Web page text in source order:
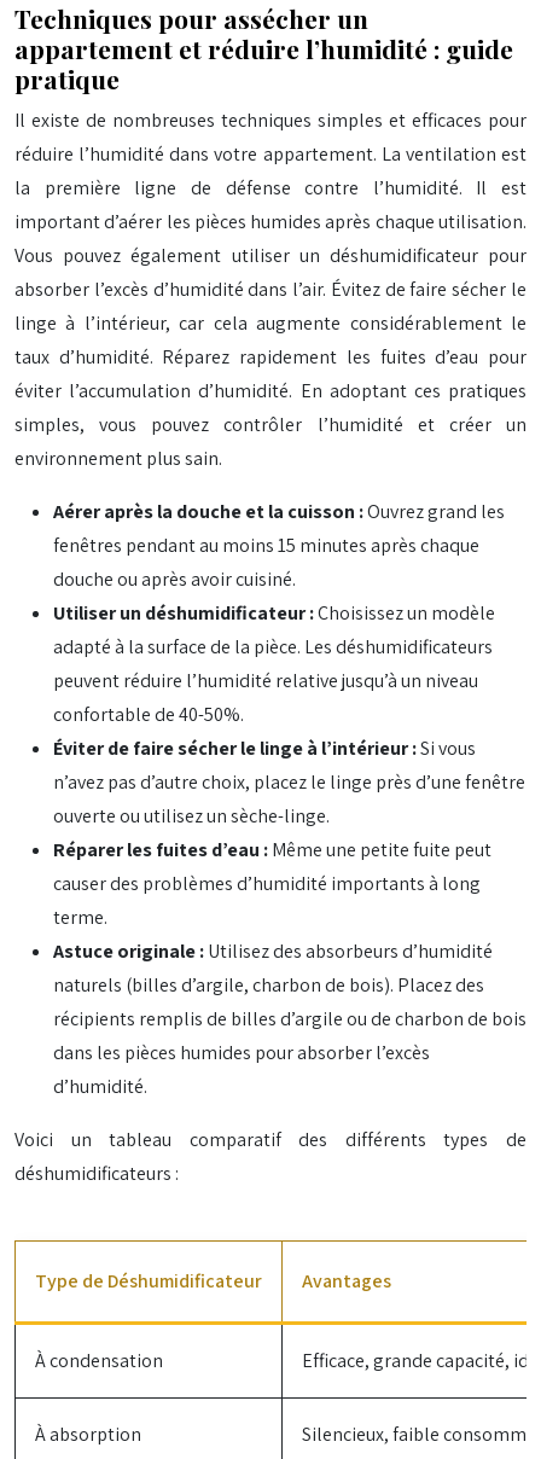
Techniques pour assécher un
appartement et réduire l’humidité : guide
pratique
Il existe de nombreuses techniques simples et efficaces pour
réduire l’humidité dans votre appartement. La ventilation est
la première ligne de défense contre l’humidité. Il est
important d’aérer les pièces humides après chaque utilisation.
Vous pouvez également utiliser un déshumidificateur pour
absorber l’excès d’humidité dans l’air. Évitez de faire sécher le
linge à l’intérieur, car cela augmente considérablement le
taux d’humidité. Réparez rapidement les fuites d’eau pour
éviter l’accumulation d’humidité. En adoptant ces pratiques
simples, vous pouvez contrôler l’humidité et créer un
environnement plus sain.
Aérer après la douche et la cuisson :Ouvrez grand les
fenêtres pendant au moins 15 minutes après chaque
douche ou après avoir cuisiné.
Utiliser un déshumidificateur :Choisissez un modèle
adapté à la surface de la pièce. Les déshumidificateurs
peuvent réduire l’humidité relative jusqu’à un niveau
confortable de 40-50%.
Éviter de faire sécher le linge à l’intérieur :Si vous
n’avez pas d’autre choix, placez le linge près d’une fenêtre
ouverte ou utilisez un sèche-linge.
Réparer les fuites d’eau :Même une petite fuite peut
causer des problèmes d’humidité importants à long
terme.
Astuce originale :Utilisez des absorbeurs d’humidité
naturels (billes d’argile, charbon de bois). Placez des
récipients remplis de billes d’argile ou de charbon de bois
dans les pièces humides pour absorber l’excès
d’humidité.
Voici un tableau comparatif des différents types de
déshumidificateurs :
Type de Déshumidificateur Avantages
À condensation Efficace, grande capacité,
À absorption Silencieux, faible